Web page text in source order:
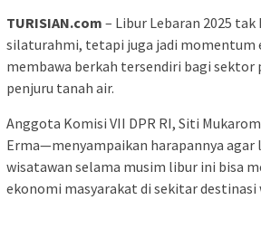
TURISIAN.com – Libur Lebaran 2025 tak
silaturahmi, tetapi juga jadi momentum
membawa berkah tersendiri bagi sektor
penjuru tanah air.
Anggota Komisi VII DPR RI, Siti
Erma—menyampaikan harapannya agar
wisatawan selama musim libur ini bisa
ekonomi masyarakat di sekitar destinasi